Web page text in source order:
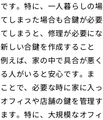
す。特に、一人暮らしの場
しまった場合も合鍵が必要
しまうと、修理が必要にな
しい合鍵を作成すること
えば、家の中で具合が悪く
人がいると安心です。ま
とで、必要な時に家に入っ
フィスや店舗の鍵を管理す
す。特に、大規模なオフィ